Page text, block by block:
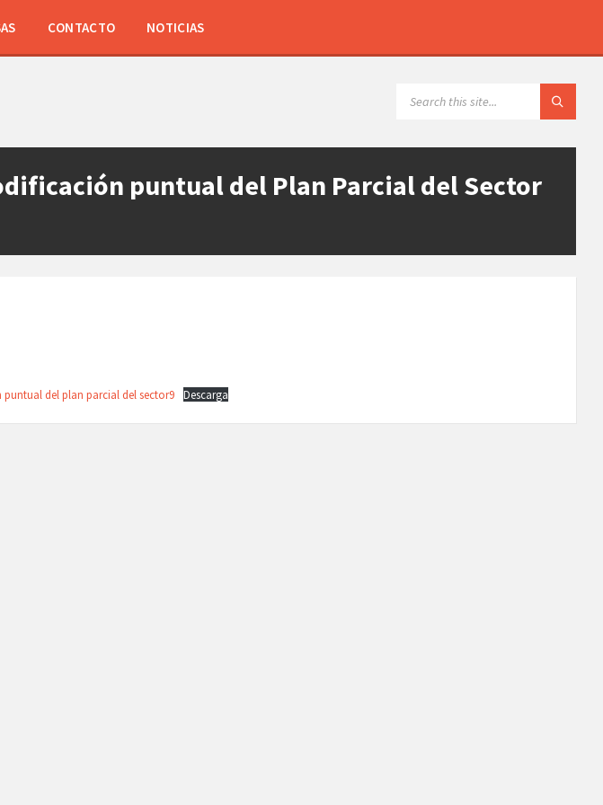
CONTACTO NOTICIAS
puntual del Plan Parcial del Sector
del plan parcial del sector9 Descarga